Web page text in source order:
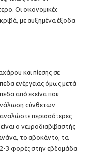
Οι οικονομικές
με αυξημένα έξοδα
και πίεσης σε
ενέργειας όμως μετά
από εκείνα που
σύνθετων
περισσότερες
ο νευροδιαβιβαστής
το αβοκάντο, τα
2-3 φορές στην εβδομάδα